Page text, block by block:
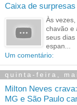
Caixa de surpresas
Às
chavão e
seus dias
espan...
Um comentário:
quinta-feira,
Milton Neves
MG e São Paulo